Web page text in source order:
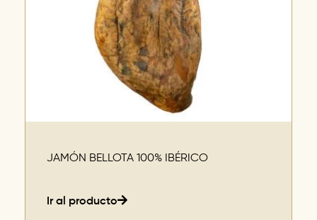
JAMÓN BELLOTA 100% IBÉRICO
Ir al producto